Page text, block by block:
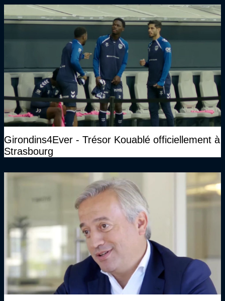
Girondins4Ever - Trésor Kouablé officiellement à
Strasbourg